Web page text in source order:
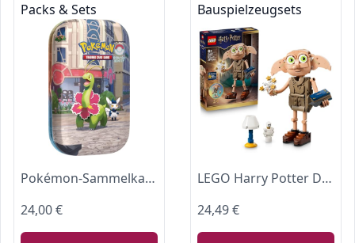
Packs & Sets
Pokémon-Sammelkartenspiel: Mini-Tin-Box Illumina City: Meganie & Psiaugon (2 Boosterpacks, 1 Bildkarte und 1 Stickerbogen)
24,00 €
Bauspielzeugsets
LEGO Harry Potter Dobby, der Freie Elf Spielzeug - Modellbau umbaubar in eine Kreacher Figur - DIY Kinderzimmer Deko - Geschenk für Mädchen, Jungen und Fans ab 8 Jahren - 76469
24,49 €